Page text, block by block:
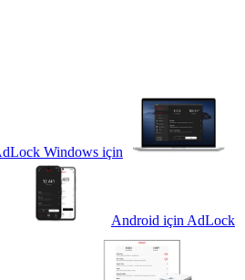
Windows için
Android için AdLock